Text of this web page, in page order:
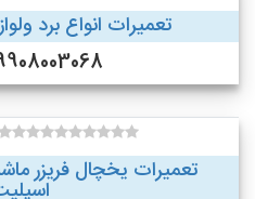
تعمیرات انواع برد
09908003068 (ساوه )
تعمیرات یخچال فریزر